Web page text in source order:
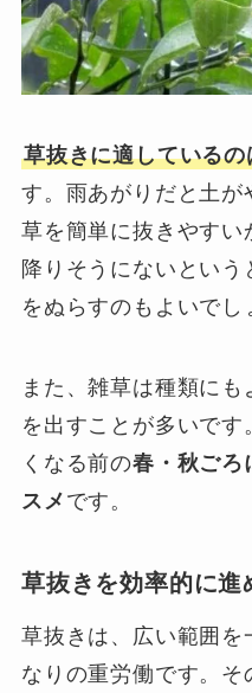
草抜きに適している
す。雨あがりだと土が
草を簡単に抜きやす
降りそうにないとい
をぬらすのもよいでし
また、雑草は種類に
を出すことが多いです
くなる前の春・秋ごろ
スメ です。
草抜きを効率的に進
草抜きは、広い範囲
なりの重労働です。そ